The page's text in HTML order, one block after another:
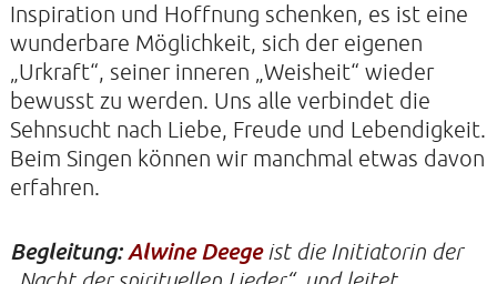
FÖRDERVEREIN
VERMIETUNG
NEWSLETTER
ARCHIV
IMPRESSUM
Inspiration und Hoffnung schenken, es ist eine
wunderbare Möglichkeit, sich der eigenen
„Urkraft“, seiner inneren „Weisheit“ wieder
bewusst zu werden. Uns alle verbindet die
Sehnsucht nach Liebe, Freude und Lebendigkeit.
Beim Singen können wir manchmal etwas davon
erfahren.
Begleitung:Alwine Deegeist die Initiatorin der